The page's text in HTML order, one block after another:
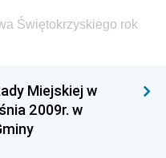
Budownictwa
Zagranicznych
Biura
Świętokrzyskiego rok
Miejskiej w
2009r. w